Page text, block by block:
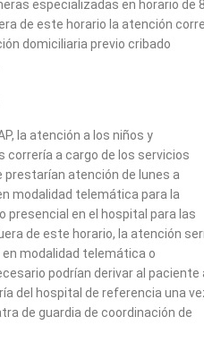
especializadas en horario de
de este horario la atención
domiciliaria previo cribado
la atención a los niños y
a cargo de los servicios
atención de lunes a
modalidad telemática para la
presencial en el hospital para las
de este horario, la atención
modalidad telemática o
podrían derivar al paciente
del hospital de referencia una
de guardia de coordinación de